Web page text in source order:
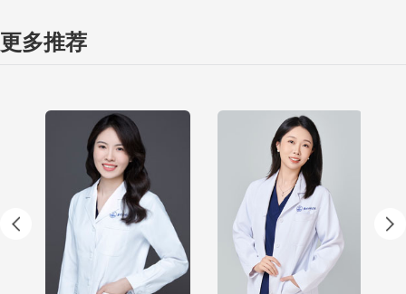
更多推荐